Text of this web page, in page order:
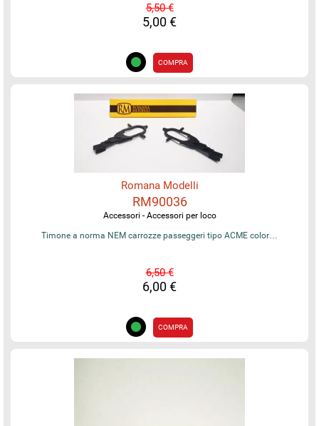
5,50 €
5,00 €
COMPRA
Romana Modelli
RM90036
Accessori - Accessori per loco
Timone a norma NEM carrozze passeggeri tipo ACME color…
6,50 €
6,00 €
COMPRA